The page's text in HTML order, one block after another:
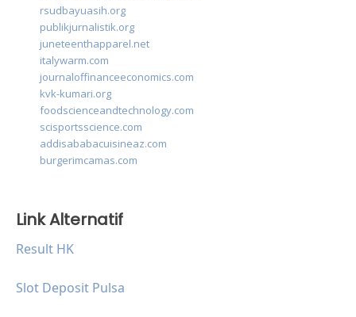
rsudbayuasih.org
publikjurnalistik.org
juneteenthapparel.net
italywarm.com
journaloffinanceeconomics.com
kvk-kumari.org
foodscienceandtechnology.com
scisportsscience.com
addisababacuisineaz.com
burgerimcamas.com
Link Alternatif
Result HK
Slot Deposit Pulsa